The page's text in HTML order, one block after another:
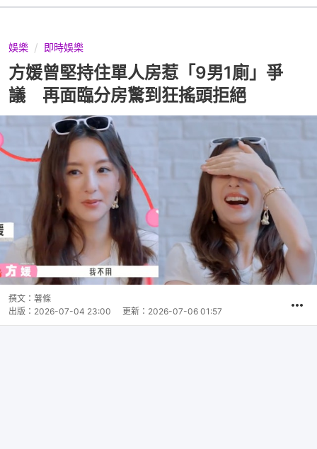
娛樂 即時娛樂
方媛曾堅持住單人房惹「9男1廁」爭
議 再面臨分房驚到狂搖頭拒絕
撰文： 薯條
出版： 2026-07-04 23:00 更新： 2026-07-06 01:57